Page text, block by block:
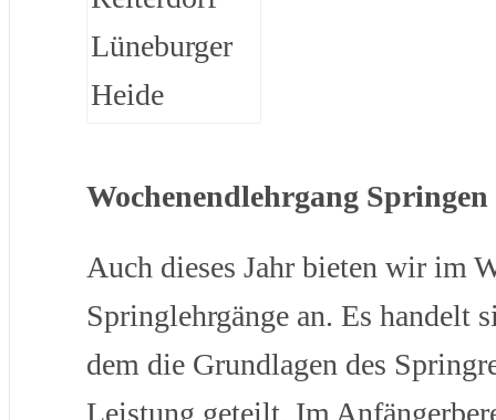
Wochenendlehrgang Springen
Auch dieses Jahr bieten wir im
Springlehrgänge an. Es handelt
dem die Grundlagen des
Leistung geteilt. Im